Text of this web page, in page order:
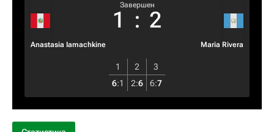
Anastasia Iamachkine
Завершен
1 : 2
Maria Rivera
1 2
3
6:1 2:6 6:7